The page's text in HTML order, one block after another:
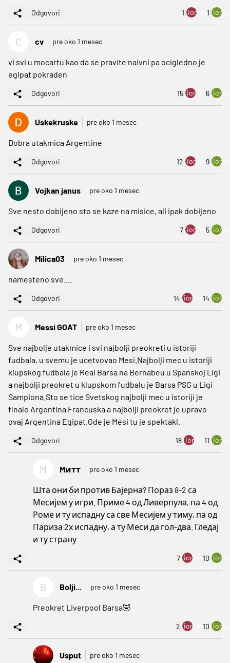
Odgovori 1 ion:minus
1
C cv pre oko 1 mesec
vi svi u mocartu kao da se pravite naivni pa ocigledno je
egipat pokraden
Odgovori 15 ion:minus
6
Uskekruske pre oko 1 mesec
Dobra utakmica Argentine
Odgovori 12 ion:minus
9
Vojkan janus pre oko 1 mesec
Sve nesto dobijeno sto se kaze na misice, ali ipak dobijeno
Odgovori 7 ion:minus
5
Milica03 pre oko 1 mesec
namesteno sve....
Odgovori 14 ion:minus
14
M Messi GOAT pre oko 1 mesec
Sve najbolje utakmice i svi najbolji preokreti u istoriji
fudbala, u svemu je ucetvovao Mesi.Najbolji mec u istoriji
klupskog fudbala je Real Barsa na Bernabeu u Spanskoj Ligi
a najbolji preokret u klupskom fudbalu je Barsa PSG u Ligi
Sampiona.Sto se tice Svetskog najbolji mec u istoriji je
finale Argentina Francuska a najbolji preokret je upravo
ovaj Argentina Egipat.Gde je Mesi tu je spektakl.
Odgovori 18 ion:minus
11
M Mитт pre oko 1 mesec
Шта они би против Бајерна? Пораз 8-2 са
Месијем у игри. Приме 4 од Ливерпула, па 4 од
Роме и ту испадну са све Месијем у тиму, па од
Париза 2х испадну, а ту Меси да гол-два. Гледај
и ту страну
7 ion:minus
10
B Bolji... pre oko 1 mesec
Preokret Liverpool Barsa🤣
2 ion:minus
10
Usput pre oko 1 mesec